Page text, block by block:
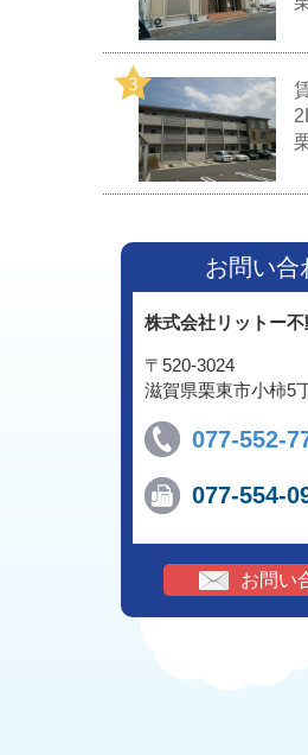
お問い合
株式会社リットー
〒520-3024
滋賀県栗東市小柿5
077-552-
077-554-
お問い